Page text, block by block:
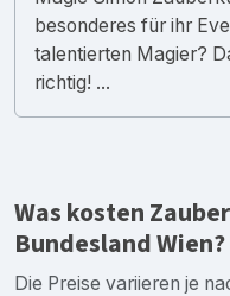
besonderes für ihr
talentierten Magier?
richtig! ...
Was kosten
Bundesland Wien?
Die Preise variieren je